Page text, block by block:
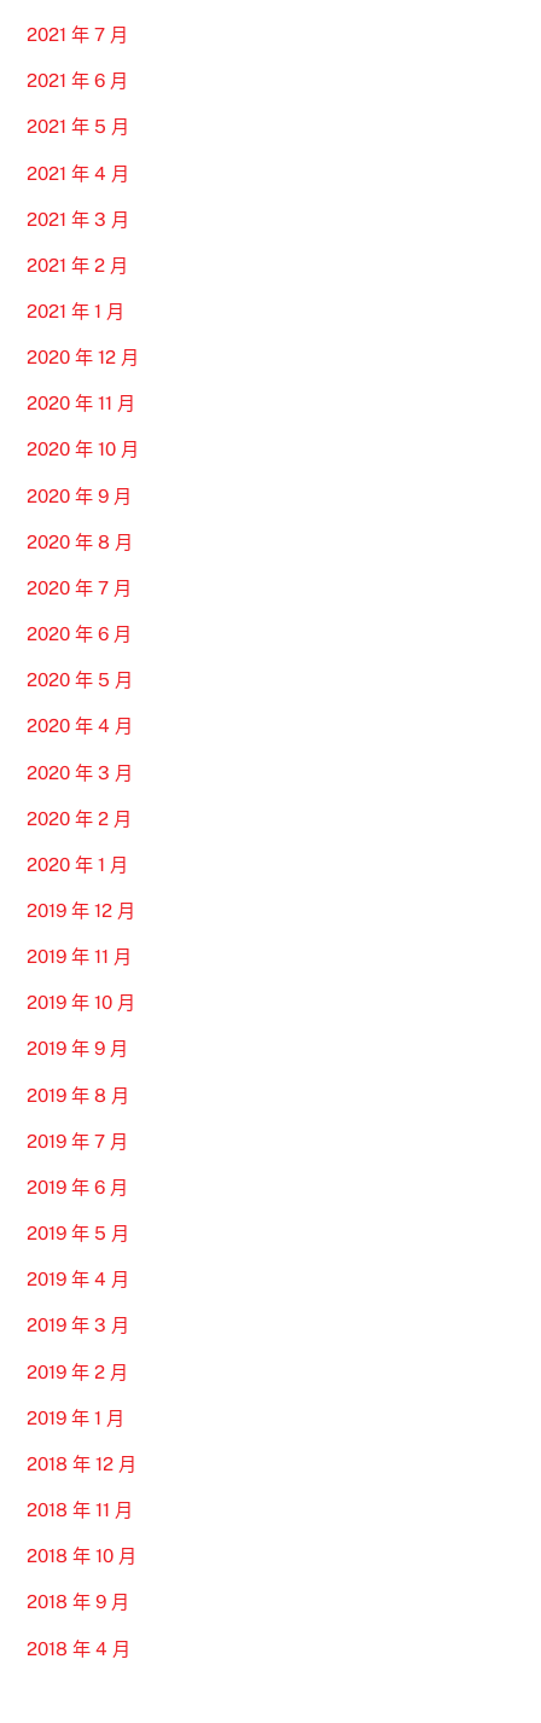
2021 年 7 月
2021 年 6 月
2021 年 5 月
2021 年 4 月
2021 年 3 月
2021 年 2 月
2021 年 1 月
2020 年 12 月
2020 年 11 月
2020 年 10 月
2020 年 9 月
2020 年 8 月
2020 年 7 月
2020 年 6 月
2020 年 5 月
2020 年 4 月
2020 年 3 月
2020 年 2 月
2020 年 1 月
2019 年 12 月
2019 年 11 月
2019 年 10 月
2019 年 9 月
2019 年 8 月
2019 年 7 月
2019 年 6 月
2019 年 5 月
2019 年 4 月
2019 年 3 月
2019 年 2 月
2019 年 1 月
2018 年 12 月
2018 年 11 月
2018 年 10 月
2018 年 9 月
2018 年 4 月